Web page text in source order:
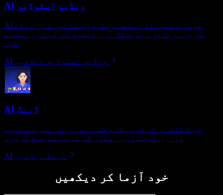
AI ویڈیو اسٹوڈیو
AI ٹولز سے خودکار مکمل ویڈیوز بنائیں اور ایڈٹ
کریں۔ ویڈیو ایڈیٹنگ اور تخلیق کے لیے ون اسٹاپ
حل۔
AI ویڈیو اسٹوڈیو دیکھیں
AI ڈبنگ
ایک کلک پر اپنی ویڈیو کسی بھی زبان میں بدلیں،
آواز، لہجے اور رفتار کو قریب سے میچ کریں۔
AI ڈبنگ دیکھیں
خود آزما کر دیکھیں